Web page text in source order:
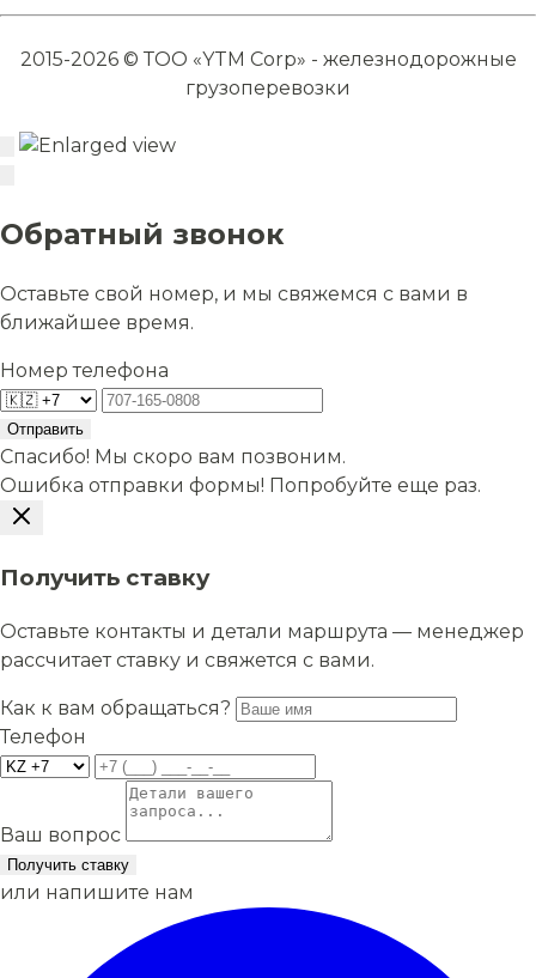
2015-2026 © ТОО «YTM Corp» - железнодорожные
грузоперевозки
Обратный звонок
Оставьте свой номер, и мы свяжемся с вами в
ближайшее время.
Номер телефона
Отправить
Спасибо! Мы скоро вам позвоним.
Ошибка отправки формы! Попробуйте еще раз.
Получить ставку
Оставьте контакты и детали маршрута — менеджер
рассчитает ставку и свяжется с вами.
Как к вам обращаться?
Телефон
Ваш вопрос
Получить ставку
или напишите нам